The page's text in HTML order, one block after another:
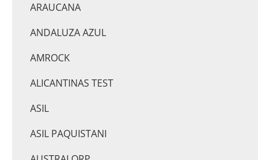
ARAUCANA
ANDALUZA AZUL
AMROCK
ALICANTINAS TEST
ASIL
ASIL PAQUISTANI